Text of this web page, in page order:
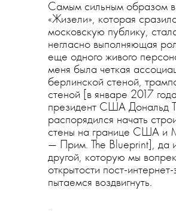
Самым сильным образом
«Жизели», которая
московскую публику,
негласно выполняющая
еще одного живого
меня была четкая
берлинской стеной,
стеной [в январе 2017 года
президент США Дональд
распорядился начать
стены на границе США и
— Прим. The Blueprint], да
другой, которую мы
открытости пост-интернет-
пытаемся воздвигнуть.